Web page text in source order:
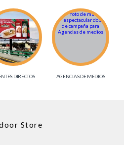
DIRECTOS AGENCIAS DE MEDIOS
Store